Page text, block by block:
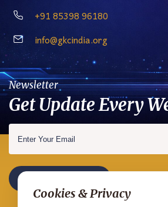
‎+91 85398 96180
info@gkcindia.org
Newsletter
Get Update Every
Cookies & Privacy